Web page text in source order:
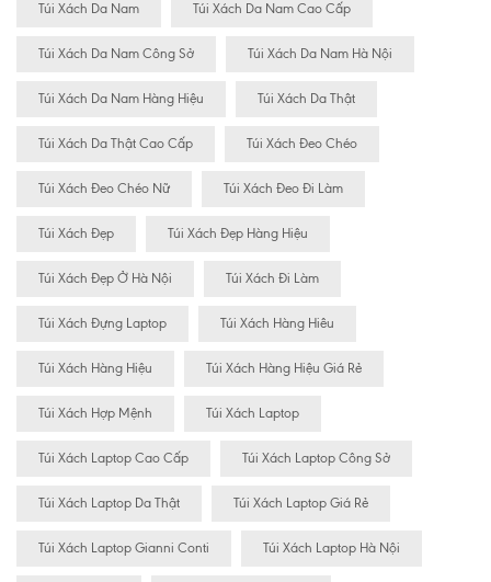
Túi Xách Da Nam Túi Xách Da Nam Cao Cấp
Túi Xách Da Nam Công Sở Túi Xách Da Nam Hà Nội
Túi Xách Da Nam Hàng Hiệu Túi Xách Da Thật
Túi Xách Da Thật Cao Cấp Túi Xách Đeo Chéo
Túi Xách Đeo Chéo Nữ Túi Xách Đeo Đi Làm
Túi Xách Đẹp Túi Xách Đẹp Hàng Hiệu
Túi Xách Đẹp Ở Hà Nội Túi Xách Đi Làm
Túi Xách Đựng Laptop Túi Xách Hàng Hiêu
Túi Xách Hàng Hiệu Túi Xách Hàng Hiệu Giá Rẻ
Túi Xách Hợp Mệnh Túi Xách Laptop
Túi Xách Laptop Cao Cấp Túi Xách Laptop Công Sở
Túi Xách Laptop Da Thật Túi Xách Laptop Giá Rẻ
Túi Xách Laptop Gianni Conti Túi Xách Laptop Hà Nội